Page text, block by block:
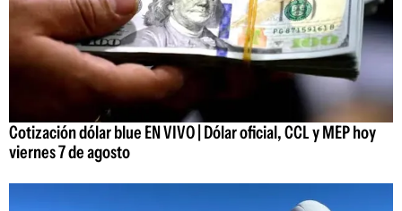
Cotización dólar blue EN VIVO | Dólar oficial, CCL y MEP hoy
viernes 7 de agosto